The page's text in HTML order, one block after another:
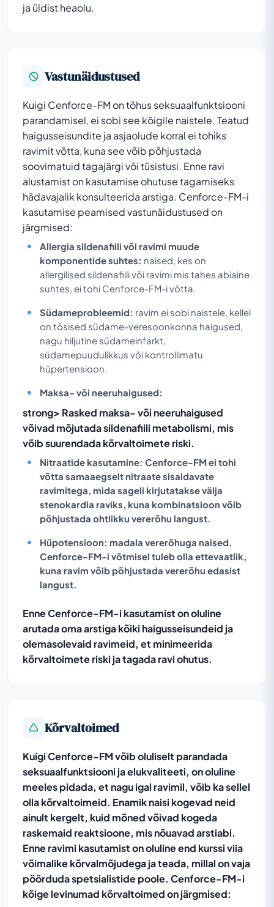
ja üldist heaolu.
Vastunäidustused
Kuigi Cenforce-FM on tõhus seksuaalfunktsiooni
parandamisel, ei sobi see kõigile naistele. Teatud
haigusseisundite ja asjaolude korral ei tohiks
ravimit võtta, kuna see võib põhjustada
soovimatuid tagajärgi või tüsistusi. Enne ravi
alustamist on kasutamise ohutuse tagamiseks
hädavajalik konsulteerida arstiga. Cenforce-FM-i
kasutamise peamised vastunäidustused on
järgmised:
Allergia sildenafiili või ravimi muude
komponentide suhtes: naised, kes on
allergilised sildenafiili või ravimi mis tahes abiaine
suhtes, ei tohi Cenforce-FM-i võtta.
Südameprobleemid: ravim ei sobi naistele, kellel
on tõsised südame-veresoonkonna haigused,
nagu hiljutine südameinfarkt,
südamepuudulikkus või kontrollimatu
hüpertensioon.
Maksa- või neeruhaigused:
strong> Rasked maksa- või neeruhaigused
võivad mõjutada sildenafiili metabolismi, mis
võib suurendada kõrvaltoimete riski.
Nitraatide kasutamine: Cenforce-FM ei tohi
võtta samaaegselt nitraate sisaldavate
ravimitega, mida sageli kirjutatakse välja
stenokardia raviks, kuna kombinatsioon võib
põhjustada ohtlikku vererõhu langust.
Hüpotensioon: madala vererõhuga naised.
Cenforce-FM-i võtmisel tuleb olla ettevaatlik,
kuna ravim võib põhjustada vererõhu edasist
langust.
Enne Cenforce-FM-i kasutamist on oluline
arutada oma arstiga kõiki haigusseisundeid ja
olemasolevaid ravimeid, et minimeerida
kõrvaltoimete riski ja tagada ravi ohutus.
Kõrvaltoimed
Kuigi Cenforce-FM võib oluliselt parandada
seksuaalfunktsiooni ja elukvaliteeti, on oluline
meeles pidada, et nagu igal ravimil, võib ka sellel
olla kõrvaltoimeid. Enamik naisi kogevad neid
ainult kergelt, kuid mõned võivad kogeda
raskemaid reaktsioone, mis nõuavad arstiabi.
Enne ravimi kasutamist on oluline end kurssi viia
võimalike kõrvalmõjudega ja teada, millal on vaja
pöörduda spetsialistide poole. Cenforce-FM-i
kõige levinumad kõrvaltoimed on järgmised: